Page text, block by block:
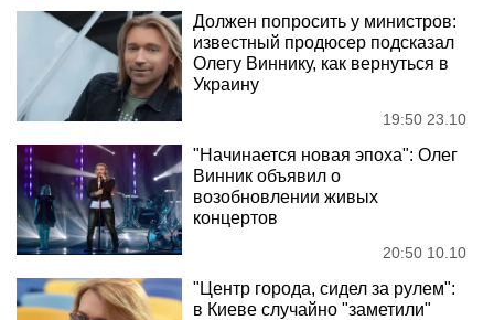
Должен попросить у министров:
известный продюсер подсказал
Олегу Виннику, как вернуться в
Украину
19:50 23.10
"Начинается новая эпоха": Олег
Винник объявил о
возобновлении живых
концертов
20:50 10.10
"Центр города, сидел за рулем":
в Киеве случайно "заметили"